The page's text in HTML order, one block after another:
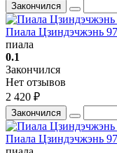
Закончился
Пиала Цзиндэчжэнь
пиала
0.1
Закончился
Нет отзывов
2 420 ₽
Закончился
Пиала Цзиндэчжэнь